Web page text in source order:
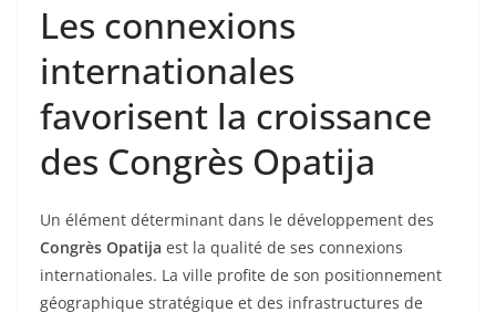
Les connexions
internationales
favorisent la croissance
des Congrès Opatija
Un élément déterminant dans le développement des
Congrès Opatija est la qualité de ses connexions
internationales. La ville profite de son positionnement
géographique stratégique et des infrastructures de